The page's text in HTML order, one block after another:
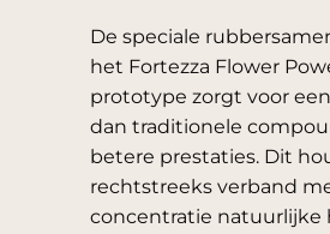
De speciale
het Fortezza Flower
prototype zorgt voor
dan traditionele
betere prestaties. Dit
rechtstreeks verband
concentratie natuurlijke